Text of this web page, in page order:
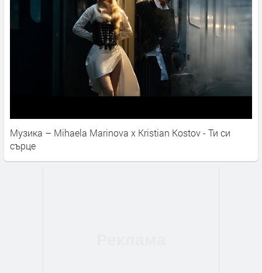
Музика – Mihaela Marinova x Kristian Kostov - Ти си
сърце